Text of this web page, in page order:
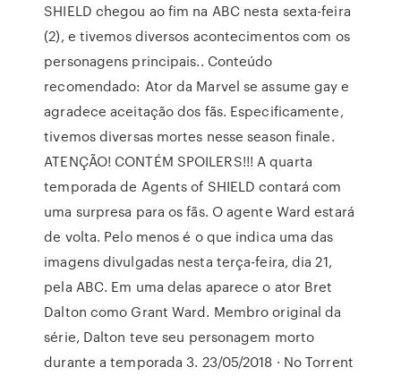
SHIELD chegou ao fim na ABC nesta sexta-feira
(2), e tivemos diversos acontecimentos com os
personagens principais.. Conteúdo
recomendado: Ator da Marvel se assume gay e
agradece aceitação dos fãs. Especificamente,
tivemos diversas mortes nesse season finale.
ATENÇÃO! CONTÉM SPOILERS!!! A quarta
temporada de Agents of SHIELD contará com
uma surpresa para os fãs. O agente Ward estará
de volta. Pelo menos é o que indica uma das
imagens divulgadas nesta terça-feira, dia 21,
pela ABC. Em uma delas aparece o ator Bret
Dalton como Grant Ward. Membro original da
série, Dalton teve seu personagem morto
durante a temporada 3. 23/05/2018 · No Torrent